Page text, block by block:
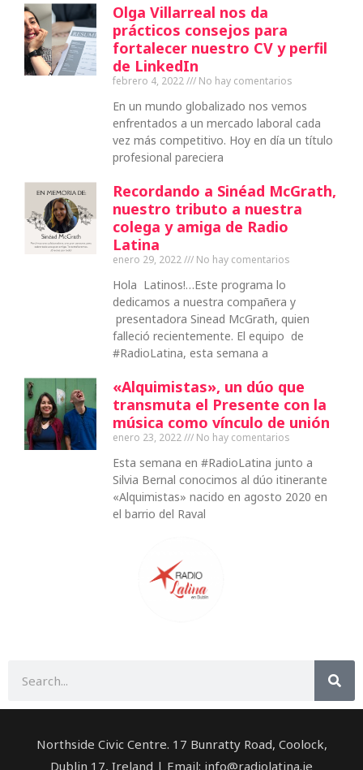
Olga Villarreal nos da
prácticos consejos para
fortalecer nuestro CV y perfil
de LinkedIn
febrero 4, 2022 No hay comentarios
En un mundo globalizado nos vemos
enfrentados a un mercado laboral cada
vez más competitivo. Hoy en día un título
profesional pareciera
Recordando a Sinéad McGrath,
nuestro tributo a nuestra
colega y amiga de Radio
Latina
enero 29, 2022 No hay comentarios
Hola Latinos!…Este programa lo
dedicamos a nuestra compañera y
presentadora Sinead McGrath, quien
falleció recientemente. El equipo de
#RadioLatina, esta semana a
«Alquimistas», un dúo que
transmuta el Presente con la
música como vínculo de unión
enero 23, 2022 No hay comentarios
Esta semana en #RadioLatina junto a
Silvia Bernal conocimos al dúo itinerante
«Alquimistas» nacido en agosto 2020 en
el barrio del Raval
Northside Civic Centre. 17 Bunratty Road, Coolock,
Dublin 17, Ireland | Email: info@radiolatina.ie